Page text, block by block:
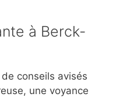
à Berck-
conseils avisés
une voyance